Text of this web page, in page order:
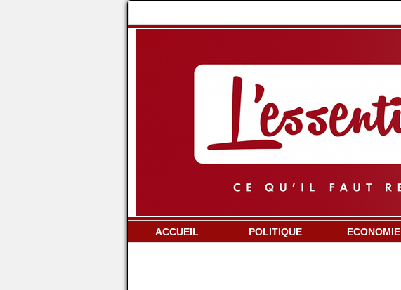
ACCUEIL POLITIQUE ECONOMIE